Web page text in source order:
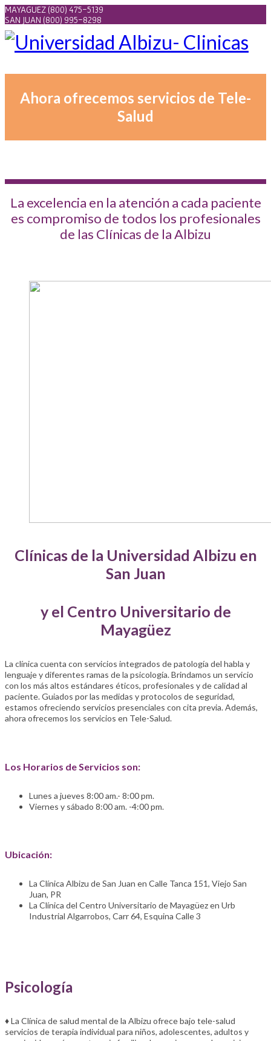
MAYAGUEZ (800) 475-5139
SAN JUAN (800) 995-8298
Ahora ofrecemos servicios de Tele-
Salud
La excelencia en la atención a cada paciente
es compromiso de todos los profesionales
de las Clínicas de la Albizu
Clínicas de la Universidad Albizu en
San Juan
y el Centro Universitario de
Mayagüez
La clínica cuenta con servicios integrados de patología del habla y
lenguaje y diferentes ramas de la psicología. Brindamos un servicio
con los más altos estándares éticos, profesionales y de calidad al
paciente. Guiados por las medidas y protocolos de seguridad,
estamos ofreciendo servicios presenciales con cita previa. Además,
ahora ofrecemos los servicios en Tele-Salud.
Los Horarios de Servicios son:
Lunes a jueves 8:00 am.- 8:00 pm.
Viernes y sábado 8:00 am. -4:00 pm.
Ubicación:
La Clínica Albizu de San Juan en Calle Tanca 151, Viejo San
Juan, PR
La Clínica del Centro Universitario de Mayagüez en Urb
Industrial Algarrobos, Carr 64, Esquina Calle 3
Psicología
♦ La Clínica de salud mental de la Albizu ofrece bajo tele-salud
servicios de terapia individual para niños, adolescentes, adultos y